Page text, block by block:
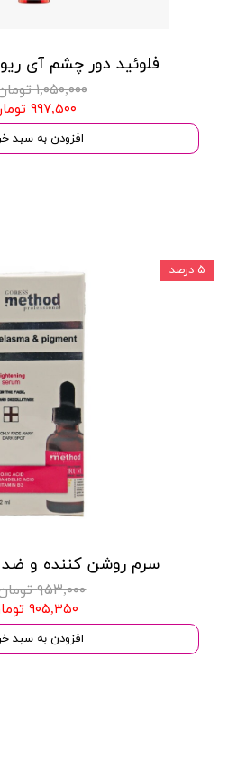
فلوئید دور چشم آی
۱,۰۵۰,۰۰۰ تومان
۹۹۷,۵۰۰ تومان
افزودن به سبد
سرم روشن کننده و
۹۵۳,۰۰۰ تومان
۹۰۵,۳۵۰ تومان
افزودن به سبد
۵ درصد